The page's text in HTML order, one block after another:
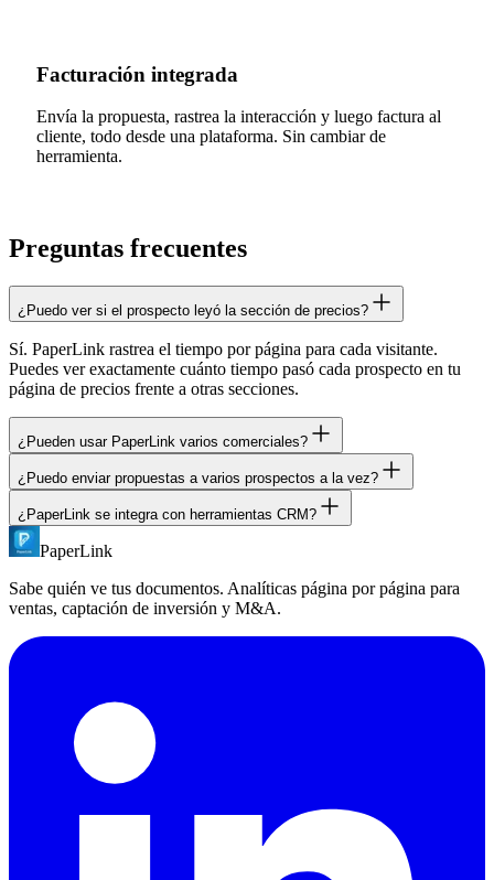
Facturación integrada
Envía la propuesta, rastrea la interacción y luego factura al
cliente, todo desde una plataforma. Sin cambiar de
herramienta.
Preguntas frecuentes
¿Puedo ver si el prospecto leyó la sección de precios?
Sí. PaperLink rastrea el tiempo por página para cada visitante.
Puedes ver exactamente cuánto tiempo pasó cada prospecto en tu
página de precios frente a otras secciones.
¿Pueden usar PaperLink varios comerciales?
Sí. PaperLink tiene funciones de equipo con control de acceso por
rol. Invita a miembros como Propietario, Administrador, Manager o
Miembro.
¿Puedo enviar propuestas a varios prospectos a la vez?
Sí. Usa el envío masivo para enviar un documento a varios
destinatarios. Cada destinatario se rastrea de forma independiente.
¿PaperLink se integra con herramientas CRM?
PaperLink ofrece una REST API pública y servidor MCP para
mediante la API o usa agentes de IA para automatizar flujos de
trabajo.
PaperLink
Sabe quién ve tus documentos. Analíticas página por página para
ventas, captación de inversión y M&A.